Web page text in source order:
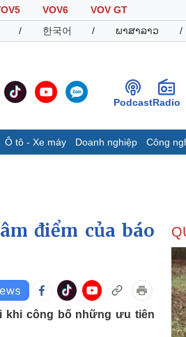
VOV6
VOV GT
/ 한국어 / ພາສາລາວ /
PodcastRadio
Ô tô - Xe máy Doanh nghiệp Công
- Xe máy
Doanh
Thông tin
Doanh
Doanh nhân
điểm của báo
khi công bố những ưu tiên